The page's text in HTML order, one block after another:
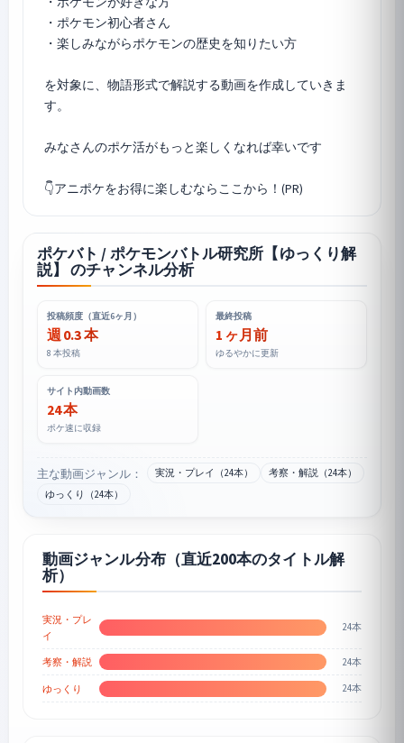
・ポケモン初心者さん
・楽しみながらポケモンの歴史を知りたい方
を対象に、物語形式で解説する動画を作成していきま
す。
みなさんのポケ活がもっと楽しくなれば幸いです
ポケバト / ポケモンバトル研究所【ゆっくり解
説】 のチャンネル分析
投稿頻度（直近6ヶ月）
週 0.3 本
8 本投稿
最終投稿
1 ヶ月前
ゆるやかに更新
サイト内動画数
24 本
ポケ速に収録
主な動画ジャンル： 実況・プレイ（24本）
考察・解説（24本）
ゆっくり（24本）
動画ジャンル分布（直近200本のタイトル解
析）
実況・プレ
イ
24本
考察・解説 24本
ゆっくり 24本